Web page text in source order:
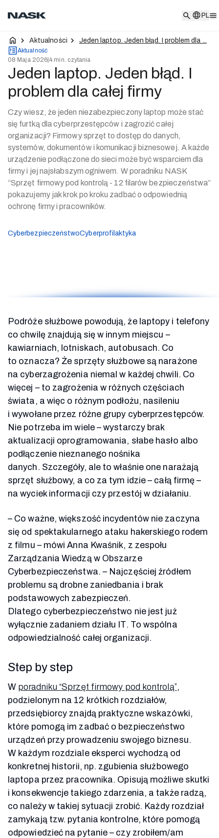
PL
Aktualności Jeden laptop. Jeden błąd. I problem dla ...
Aktualność
08 Maja 2026 4 min. czytania
Jeden laptop. Jeden błąd. I
problem dla całej firmy
Czy wiesz, że jeden niezabezpieczony laptop może stać
się furtką dla cyberprzestępców i zagrozić całej
organizacji? Firmowy sprzęt to dostęp do danych,
systemów, dokumentów i komunikacji biznesowej. A każde
urządzenie podłączone do sieci może być wsparciem dla
firmy i jej najsłabszym ogniwem. W poradniku NASK
“Sprzęt firmowy pod kontrolą - 12 filarów bezpieczeństwa”
pokazujemy jak krok po kroku zadbać o odpowiednią
ochronę firmy i pracowników.
CyberbezpieczeństwoCyberprofilaktyka
Podróże służbowe powodują, że laptopy i telefony
co chwilę znajdują się w innym miejscu –
kawiarniach, lotniskach, autobusach. Co
to oznacza? Że sprzęty służbowe są narażone
na cyberzagrożenia niemal w każdej chwili. Co
więcej – to zagrożenia w różnych częściach
świata, a więc o różnym podłożu, nasileniu
i wywołane przez różne grupy cyberprzestępców.
Nie potrzeba im wiele – wystarczy brak
aktualizacji oprogramowania, słabe hasło albo
podłączenie nieznanego nośnika
danych. Szczegóły, ale to właśnie one narażają
sprzęt służbowy, a co za tym idzie – całą firmę –
na wyciek informacji czy przestój w działaniu.
– Co ważne, większość incydentów nie zaczyna
się od spektakularnego ataku hakerskiego rodem
z filmu – mówi Anna Kwaśnik, z zespołu
Zarządzania Wiedzą w Obszarze
Cyberbezpieczeństwa. –Najczęściej źródłem
problemu są drobne zaniedbania i brak
podstawowych zabezpieczeń.
Dlatego cyberbezpieczeństwo nie jest już
wyłącznie zadaniem działu IT. To wspólna
odpowiedzialność całej organizacji.
Step by step
W poradniku “Sprzęt firmowy pod kontrolą”,
podzielonym na 12 krótkich rozdziałów,
przedsiębiorcy znajdą praktyczne wskazówki,
które pomogą im zadbać o bezpieczeństwo
urządzeń przy prowadzeniu swojego biznesu.
W każdym rozdziale eksperci wychodzą od
konkretnej historii, np. zgubienia służbowego
laptopa przez pracownika. Opisują możliwe skutki
i konsekwencje takiego zdarzenia, a także radzą,
co należy w takiej sytuacji zrobić. Każdy rozdział
zamykają tzw. pytania kontrolne, które pomogą
odpowiedzieć na pytanie – czy zrobiłem/am